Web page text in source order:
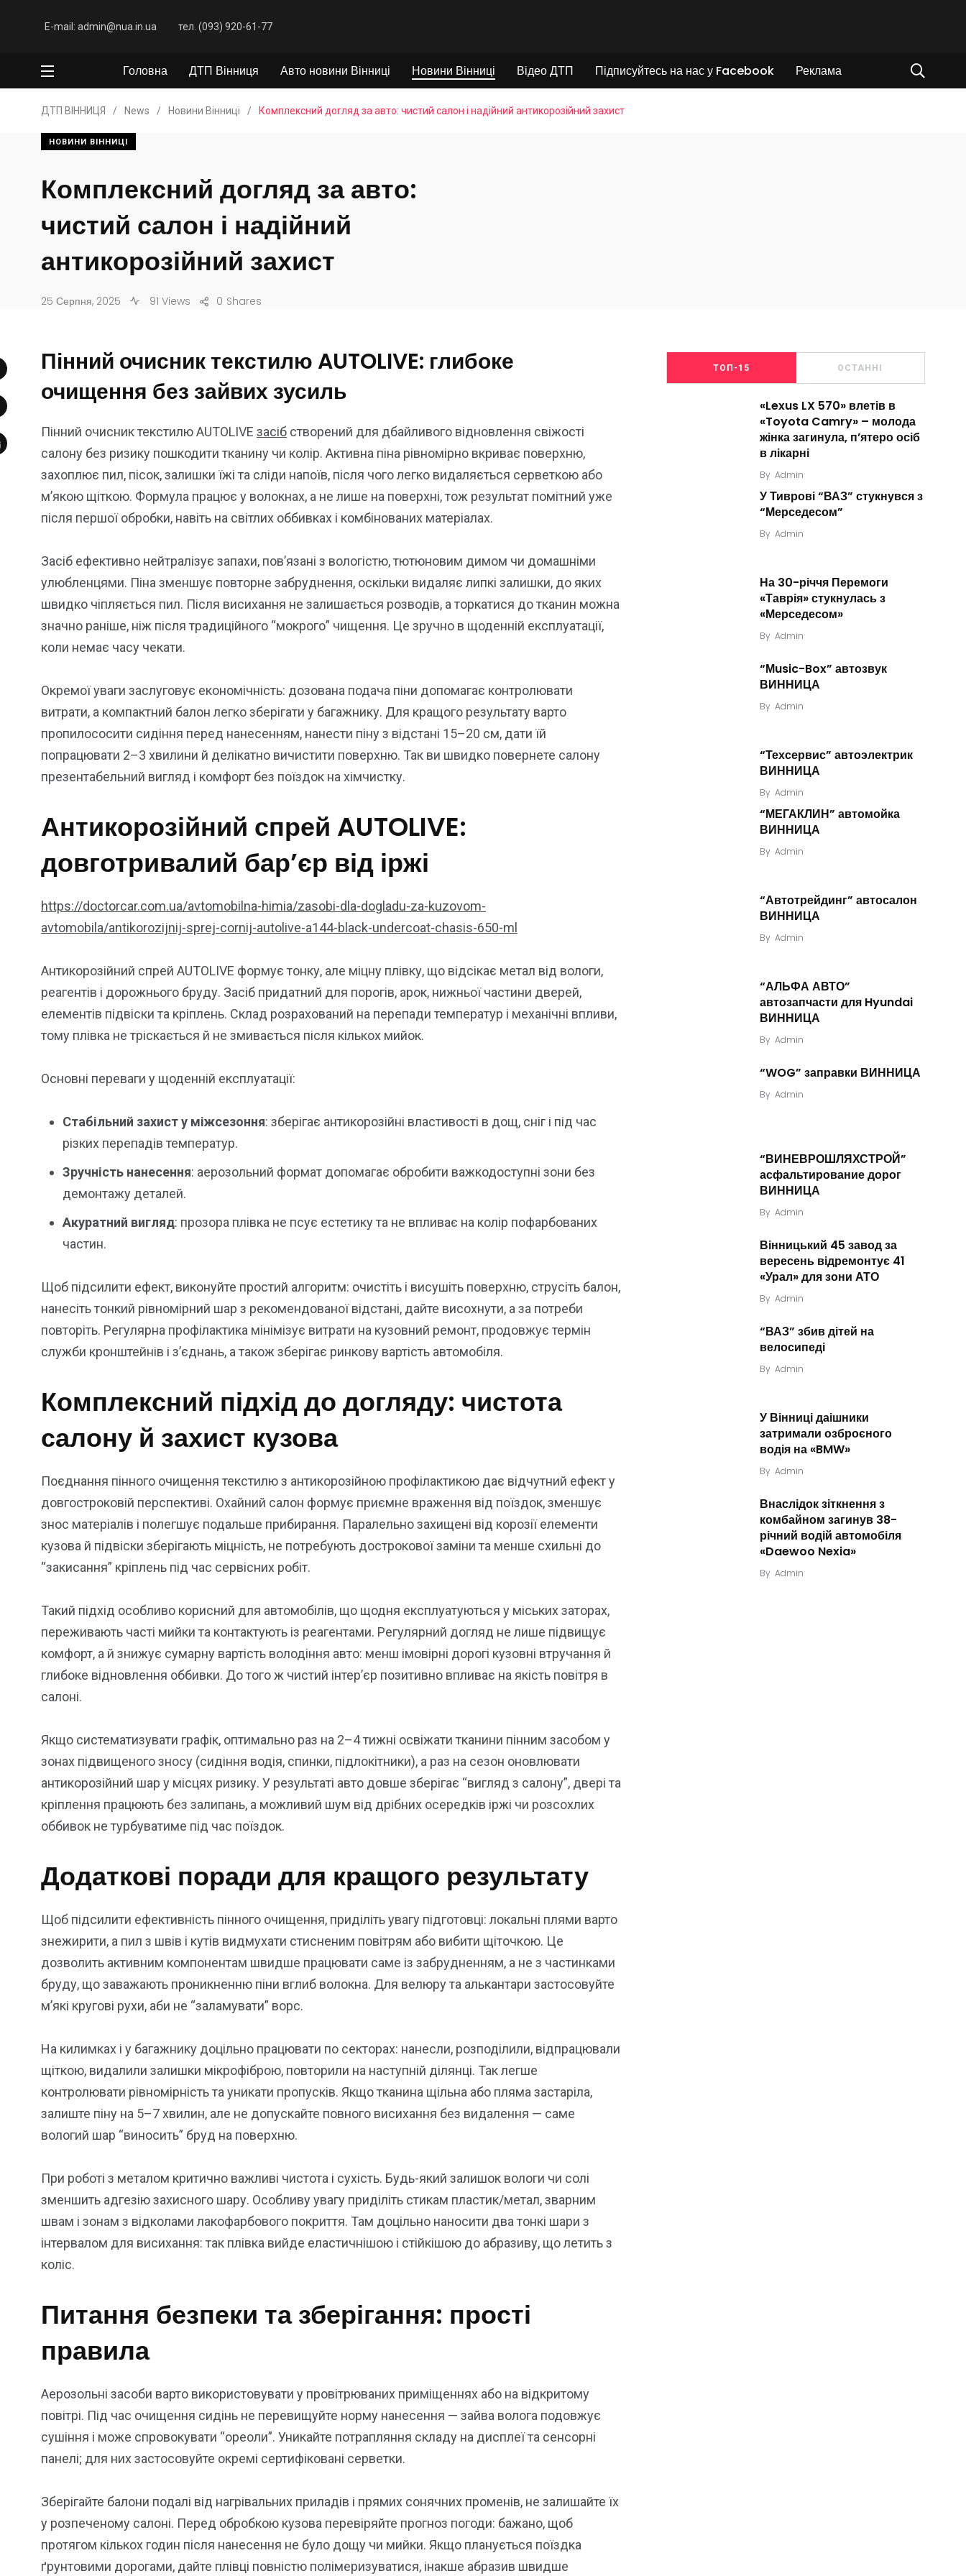
E-mail: admin@nua.in.ua тел. (093) 920-61-77
Головна ДТП Вінниця Авто новини Вінниці Новини Вінниці Відео ДТП Підписуйтесь на нас у Facebook Реклама
ДТП ВІННИЦЯ / News / Новини Вінниці / Комплексний догляд за авто: чистий салон і надійний антикорозійний захист
НОВИНИ ВІННИЦІ
Комплексний догляд за авто:
чистий салон і надійний
антикорозійний захист
25 Серпня, 2025 91 Views Shares
0
Пінний очисник текстилю AUTOLIVE: глибоке
очищення без зайвих зусиль
Пінний очисник текстилю AUTOLIVE засіб створений для дбайливого відновлення свіжості
салону без ризику пошкодити тканину чи колір. Активна піна рівномірно вкриває поверхню,
захоплює пил, пісок, залишки їжі та сліди напоїв, після чого легко видаляється серветкою або
м’якою щіткою. Формула працює у волокнах, а не лише на поверхні, тож результат помітний уже
після першої обробки, навіть на світлих оббивках і комбінованих матеріалах.
Засіб ефективно нейтралізує запахи, пов’язані з вологістю, тютюновим димом чи домашніми
улюбленцями. Піна зменшує повторне забруднення, оскільки видаляє липкі залишки, до яких
швидко чіпляється пил. Після висихання не залишається розводів, а торкатися до тканин можна
значно раніше, ніж після традиційного “мокрого” чищення. Це зручно в щоденній експлуатації,
коли немає часу чекати.
Окремої уваги заслуговує економічність: дозована подача піни допомагає контролювати
витрати, а компактний балон легко зберігати у багажнику. Для кращого результату варто
пропилососити сидіння перед нанесенням, нанести піну з відстані 15–20 см, дати їй
попрацювати 2–3 хвилини й делікатно вичистити поверхню. Так ви швидко повернете салону
презентабельний вигляд і комфорт без поїздок на хімчистку.
Антикорозійний спрей AUTOLIVE:
довготривалий бар’єр від іржі
https://doctorcar.com.ua/avtomobilna-himia/zasobi-dla-dogladu-za-kuzovom-
avtomobila/antikorozijnij-sprej-cornij-autolive-a144-black-undercoat-chasis-650-ml
Антикорозійний спрей AUTOLIVE формує тонку, але міцну плівку, що відсікає метал від вологи,
реагентів і дорожнього бруду. Засіб придатний для порогів, арок, нижньої частини дверей,
елементів підвіски та кріплень. Склад розрахований на перепади температур і механічні впливи,
тому плівка не тріскається й не змивається після кількох мийок.
Основні переваги у щоденній експлуатації:
Стабільний захист у міжсезоння: зберігає антикорозійні властивості в дощ, сніг і під час
різких перепадів температур.
Зручність нанесення: аерозольний формат допомагає обробити важкодоступні зони без
демонтажу деталей.
Акуратний вигляд: прозора плівка не псує естетику та не впливає на колір пофарбованих
частин.
Щоб підсилити ефект, виконуйте простий алгоритм: очистіть і висушіть поверхню, струсіть балон,
нанесіть тонкий рівномірний шар з рекомендованої відстані, дайте висохнути, а за потреби
повторіть. Регулярна профілактика мінімізує витрати на кузовний ремонт, продовжує термін
служби кронштейнів і з’єднань, а також зберігає ринкову вартість автомобіля.
Комплексний підхід до догляду: чистота
салону й захист кузова
Поєднання пінного очищення текстилю з антикорозійною профілактикою дає відчутний ефект у
довгостроковій перспективі. Охайний салон формує приємне враження від поїздок, зменшує
знос матеріалів і полегшує подальше прибирання. Паралельно захищені від корозії елементи
кузова й підвіски зберігають міцність, не потребують дострокової заміни та менше схильні до
“закисання” кріплень під час сервісних робіт.
Такий підхід особливо корисний для автомобілів, що щодня експлуатуються у міських заторах,
переживають часті мийки та контактують із реагентами. Регулярний догляд не лише підвищує
комфорт, а й знижує сумарну вартість володіння авто: менш імовірні дорогі кузовні втручання й
глибоке відновлення оббивки. До того ж чистий інтер’єр позитивно впливає на якість повітря в
салоні.
Якщо систематизувати графік, оптимально раз на 2–4 тижні освіжати тканини пінним засобом у
зонах підвищеного зносу (сидіння водія, спинки, підлокітники), а раз на сезон оновлювати
антикорозійний шар у місцях ризику. У результаті авто довше зберігає “вигляд з салону”, двері та
кріплення працюють без залипань, а можливий шум від дрібних осередків іржі чи розсохлих
оббивок не турбуватиме під час поїздок.
Додаткові поради для кращого результату
Щоб підсилити ефективність пінного очищення, приділіть увагу підготовці: локальні плями варто
знежирити, а пил з швів і кутів видмухати стисненим повітрям або вибити щіточкою. Це
дозволить активним компонентам швидше працювати саме із забрудненням, а не з частинками
бруду, що заважають проникненню піни вглиб волокна. Для велюру та алькантари застосовуйте
м’які кругові рухи, аби не “заламувати” ворс.
На килимках і у багажнику доцільно працювати по секторах: нанесли, розподілили, відпрацювали
щіткою, видалили залишки мікрофіброю, повторили на наступній ділянці. Так легше
контролювати рівномірність та уникати пропусків. Якщо тканина щільна або пляма застаріла,
залиште піну на 5–7 хвилин, але не допускайте повного висихання без видалення — саме
вологий шар “виносить” бруд на поверхню.
При роботі з металом критично важливі чистота і сухість. Будь-який залишок вологи чи солі
зменшить адгезію захисного шару. Особливу увагу приділіть стикам пластик/метал, зварним
швам і зонам з відколами лакофарбового покриття. Там доцільно наносити два тонкі шари з
інтервалом для висихання: так плівка вийде еластичнішою і стійкішою до абразиву, що летить з
коліс.
Питання безпеки та зберігання: прості
правила
Аерозольні засоби варто використовувати у провітрюваних приміщеннях або на відкритому
повітрі. Під час очищення сидінь не перевищуйте норму нанесення — зайва волога подовжує
сушіння і може спровокувати “ореоли”. Уникайте потрапляння складу на дисплеї та сенсорні
панелі; для них застосовуйте окремі сертифіковані серветки.
Зберігайте балони подалі від нагрівальних приладів і прямих сонячних променів, не залишайте їх
у розпеченому салоні. Перед обробкою кузова перевіряйте прогноз погоди: бажано, щоб
протягом кількох годин після нанесення не було дощу чи мийки. Якщо планується поїздка
ґрунтовими дорогами, дайте плівці повністю полімеризуватися, інакше абразив швидше
ТОП-15 ОСТАННІ
«Lexus LX 570» влетів в
«Toyota Camry» – молода
жінка загинула, п’ятеро осіб
в лікарні
By Admin
У Тиврові “ВАЗ” стукнувся з
“Мерседесом”
By Admin
На 30-річчя Перемоги
«Таврія» стукнулась з
«Мерседесом»
By Admin
“Мusic-Box” автозвук
ВИННИЦА
By Admin
“Техсервис” автоэлектрик
ВИННИЦА
By Admin
“МЕГАКЛИН” автомойка
ВИННИЦА
By Admin
“Автотрейдинг” автосалон
ВИННИЦА
By Admin
“АЛЬФА АВТО”
автозапчасти для Hyundai
ВИННИЦА
By Admin
“WOG” заправки ВИННИЦА
By Admin
“ВИНЕВРОШЛЯХСТРОЙ”
асфальтирование дорог
ВИННИЦА
By Admin
Вінницький 45 завод за
вересень відремонтує 41
«Урал» для зони АТО
By Admin
“ВАЗ” збив дітей на
велосипеді
By Admin
У Вінниці даішники
затримали озброєного
водія на «BMW»
By Admin
Внаслідок зіткнення з
комбайном загинув 38-
річний водій автомобіля
«Daewoo Nexia»
By Admin